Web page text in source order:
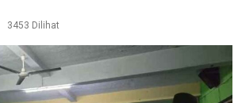
3453 Dilihat